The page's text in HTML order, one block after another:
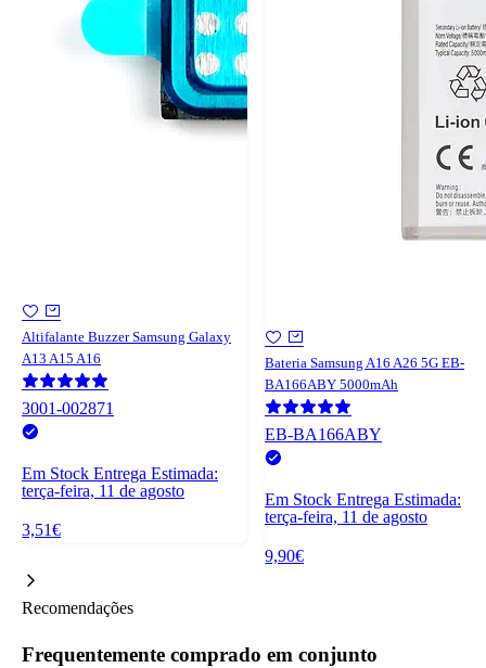
Altifalante Buzzer Samsung Galaxy
A13 A15 A16
3001-002871
Em Stock Entrega Estimada:
terça-feira, 11 de agosto
3,51€
Bateria Samsung A16 A26 5G EB-
BA166ABY 5000mAh
EB-BA166ABY
Em Stock Entrega Estimada:
terça-feira, 11 de agosto
9,90€
Recomendações
Frequentemente comprado em conjunto